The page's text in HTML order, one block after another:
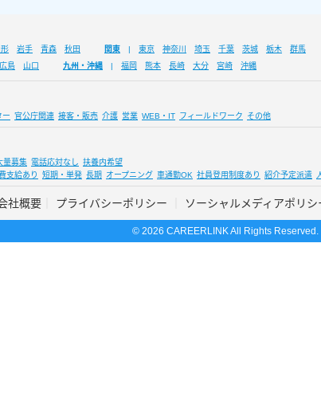
形 岩手 青森 秋田 関東 東京 神奈川 埼玉 千葉 茨城 栃木 群馬
広島 山口 九州・沖縄 福岡 熊本 長崎 大分 宮崎 沖縄
ー 官公庁関連 接客・販売 介護 営業 WEB・IT フィールドワーク その他
量募集 電話応対なし 扶養内希望
支給あり 短期・単発 長期 オープニング 車通勤OK 社員登用制度あり 紹介予定派遣
社概要 プライバシーポリシー ソーシャルメディアポリシ
© 2026 CAREERLINK All Rights Reserved.